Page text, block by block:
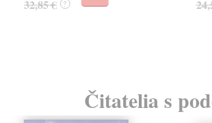
32,85 € ?
Čitatelia s